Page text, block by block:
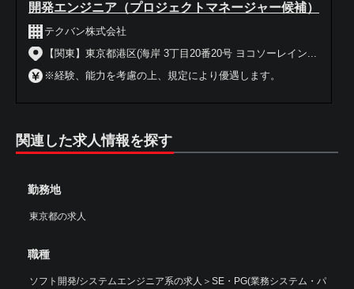
開発エンジニア（プロジェクトマネージャー候補）
テクバン株式会社
【関東】東京都港区(海岸 3丁目20番20号 ヨコソーレイン...
※経験、能力を考慮の上、規定により優遇します。
関連した求人情報を探す
勤務地
東京都の求人
職種
ソフト開発/システムエンジニア系の求人 ＞ SE・PG(業務システム・パ